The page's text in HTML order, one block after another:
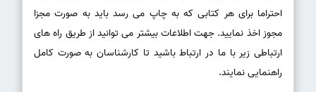
احتراما برای هر کتابی که به چاپ می رسد باید به صورت مجزا
مجوز اخذ نمایید. جهت اطلاعات بیشتر می توانید از طریق راه های
ارتباطی زیر با ما در ارتباط باشید تا کارشناسان به صورت کامل